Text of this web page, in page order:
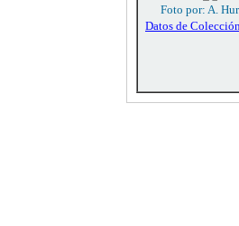
Foto por: A.
Datos de